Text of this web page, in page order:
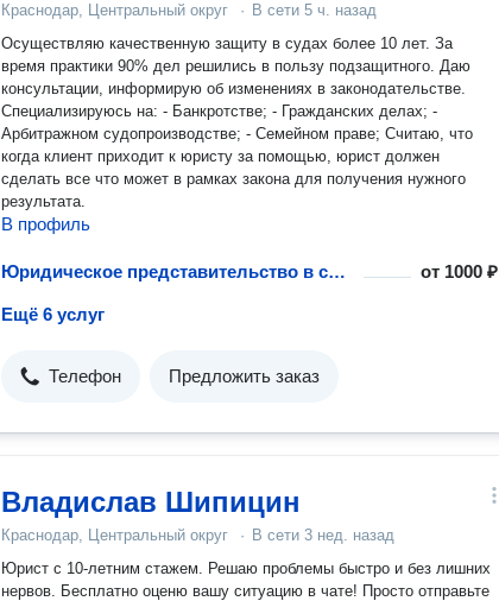
Краснодар, Центральный округ · В сети 5 ч. назад
Осуществляю качественную защиту в судах более 10 лет. За
время практики 90% дел решились в пользу подзащитного. Даю
консультации, информирую об изменениях в законодательстве.
Специализируюсь на: - Банкротстве; - Гражданских делах; -
Арбитражном судопроизводстве; - Семейном праве; Считаю, что
когда клиент приходит к юристу за помощью, юрист должен
сделать все что может в рамках закона для получения нужного
результата.
В профиль
Юридическое представительство в судах кассационной инстанции от 1000 ₽
Ещё 6 услуг
Телефон Предложить заказ
Владислав Шипицин
Краснодар, Центральный округ · В сети 3 нед. назад
Юрист с 10-летним стажем. Решаю проблемы быстро и без лишних
нервов. Бесплатно оценю вашу ситуацию в чате! Просто отправьте